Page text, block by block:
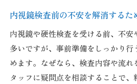
内視鏡検査前の不安を解消するた
内視鏡や硬性検査を受ける前、不
多いですが、事前準備をしっかり
めます。なぜなら、検査内容や流れ
タッフに疑問点を相談することで